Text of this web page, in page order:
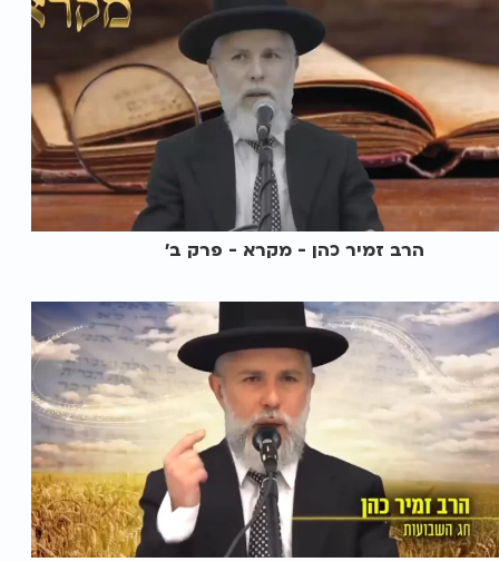
הרב זמיר כהן - מקרא - פרק ב’